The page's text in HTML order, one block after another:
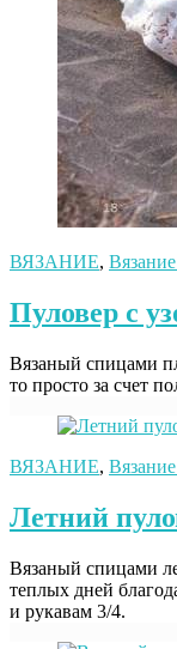
ВЯЗАНИЕ,
Пуловер с
Вязаный спицами
то просто за счет
ВЯЗАНИЕ,
Летний
Вязаный спицами
теплых дней
и рукавам 3/4.